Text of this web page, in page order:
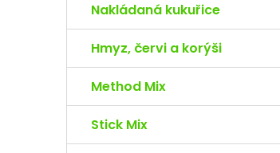
Nakládaná kukuřice
Hmyz, červi a korýši
Method Mix
Stick Mix